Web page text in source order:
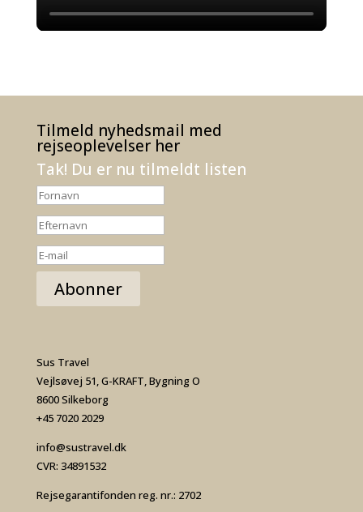
Tilmeld nyhedsmail med
rejseoplevelser her
Tak! Du er nu tilmeldt listen
Abonner
Sus Travel
Vejlsøvej 51, G-KRAFT, Bygning O
8600 Silkeborg
+45 7020 2029
info@sustravel.dk
CVR: 34891532
Rejsegarantifonden reg. nr.: 2702